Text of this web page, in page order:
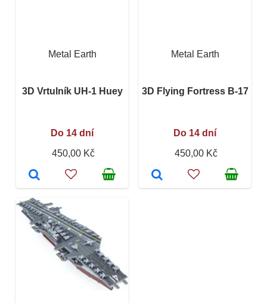
Metal Earth
3D Vrtulník UH-1 Huey
Do 14 dní
450,00 Kč
Metal Earth
3D Flying Fortress B-17
Do 14 dní
450,00 Kč